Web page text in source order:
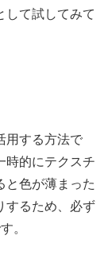
して試してみて
用する方法で
時的にテクスチ
と色が薄まった
するため、必ず
。